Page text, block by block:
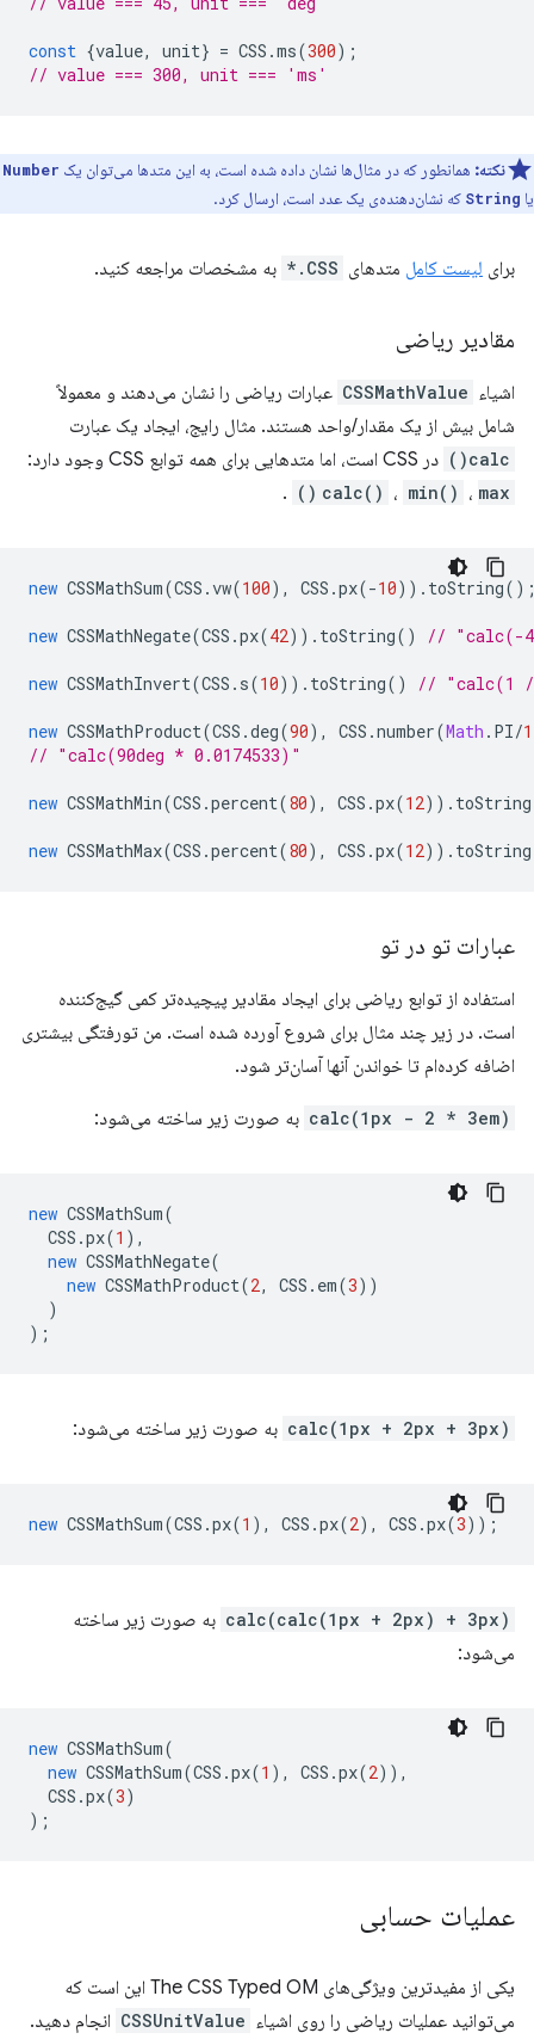
const {value, unit} = CSS .ms(300);
// value === 300, unit === 'ms'
نکته: همانطور که در مثال‌ها نشان داده شده است، به این متدها می‌توان یک Number
یا String که نشان‌دهنده‌ی یک عدد است، ارسال کرد.
برای لیست کامل متدهای CSS.* به مشخصات مراجعه کنید.
مقادیر ریاضی
اشیاء CSSMathValue عبارات ریاضی را نشان می‌دهند و معمولاً
شامل بیش از یک مقدار/واحد هستند. مثال رایج، ایجاد یک عبارت
calc() در CSS است، اما متدهایی برای همه توابع CSS وجود دارد:
calc() ، min() ، max()
.
new CSSMathSum(CSS .vw(100), CSS .px(-10)). toString
new CSSMathNegate(CSS .px(42)). toString() // "calc(-
new CSSMathInvert(CSS . s(10)). toString() // "calc(1
new CSSMathProduct(CSS .deg(90), CSS .number(Math . PI/
// "calc(90deg * 0.0174533)"
new CSSMathMin(CSS .percent(80), CSS .px(12)). toString
new CSSMathMax(CSS .percent(80), CSS .px(12)). toString
عبارات تو در تو
استفاده از توابع ریاضی برای ایجاد مقادیر پیچیده‌تر کمی گیج‌کننده
است. در زیر چند مثال برای شروع آورده شده است. من تورفتگی بیشتری
اضافه کرده‌ام تا خواندن آنها آسان‌تر شود.
calc(1px - 2 * 3em) به صورت زیر ساخته می‌شود:
new CSSMathSum(
CSS .px(1 ),
new CSSMathNegate(
new CSSMathProduct(2, CSS . em(3))
)
);
calc(1px + 2px + 3px) به صورت زیر ساخته می‌شود:
new CSSMathSum(CSS .px(1 ), CSS .px(2), CSS .px(3));
calc(calc(1px + 2px) + 3px) به صورت زیر ساخته
می‌شود:
new CSSMathSum(
new CSSMathSum(CSS .px(1 ), CSS .px(2)),
CSS .px(3)
);
عملیات حسابی
یکی از مفیدترین ویژگی‌های The CSS Typed OM این است که
می‌توانید عملیات ریاضی را روی اشیاء CSSUnitValue انجام دهید.